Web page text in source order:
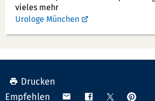
vieles mehr
Urologe München
Drucken
Empfehlen
Teilen Teilen Teilen